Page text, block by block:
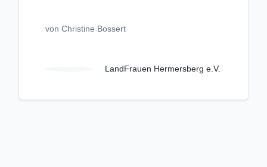
von Christine Bossert
LandFrauen Hermersberg e.V.